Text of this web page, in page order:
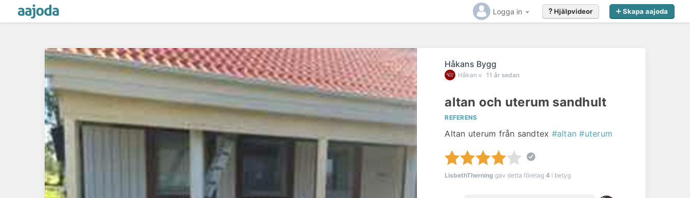
Logga in Skapa aajoda
Hjälpvideor
före
Håkans Bygg
Håkan v 11 år sedan
altan och uterum sandhult
REFERENS
Altan uterum från sandtex #altan #uterum
LisbethTherning gav detta företag4 i betyg